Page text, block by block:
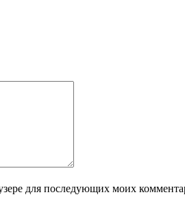
для последующих моих